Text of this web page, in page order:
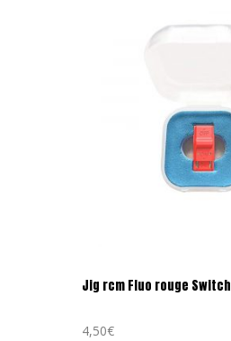
Jig rcm Fluo rouge Switch
4,50€